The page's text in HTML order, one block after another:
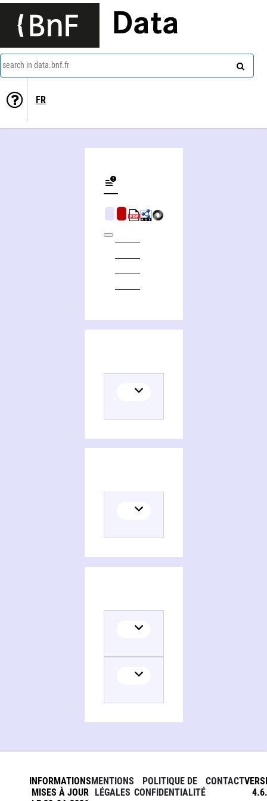
Data
search in data.bnf.fr
FR
INFORMATIONS
MISES À JOUR
MENTIONS
LÉGALES
POLITIQUE DE
CONFIDENTIALITÉ
CONTACT